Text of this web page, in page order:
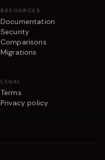
RESOURCES
Documentation
Security
Comparisons
Migrations
LEGAL
Terms
Privacy policy